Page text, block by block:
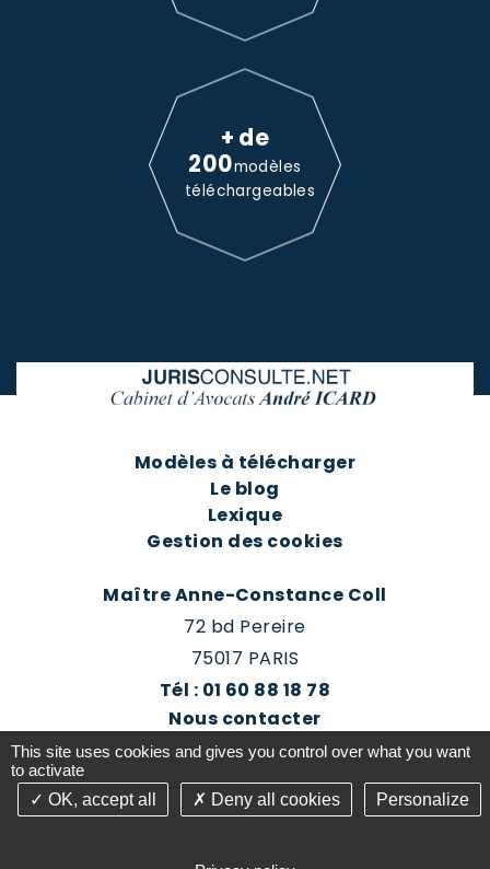
+ de
200modèles
téléchargeables
Modèles à télécharger
Le blog
Lexique
Gestion des cookies
Maître Anne-Constance Coll
72 bd Pereire
75017 PARIS
Tél : 01 60 88 18 78
Nous contacter
Prendre rendez-vous
This site uses cookies and gives you control over what you want
to activate
OK, accept all
Deny all cookies Personalize